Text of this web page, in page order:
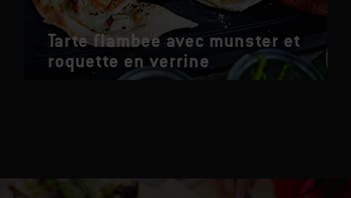
Tarte flambee avec munster et
roquette en verrine